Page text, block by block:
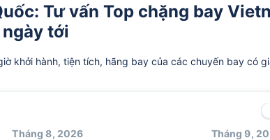
Tư vấn Top chặng bay
tới
khởi hành, tiện tích, hãng bay của các chuyến bay có
Tháng 8, 2026
Tháng 9,